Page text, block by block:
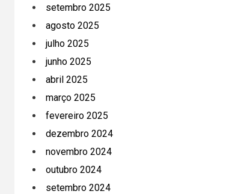
setembro 2025
agosto 2025
julho 2025
junho 2025
abril 2025
março 2025
fevereiro 2025
dezembro 2024
novembro 2024
outubro 2024
setembro 2024